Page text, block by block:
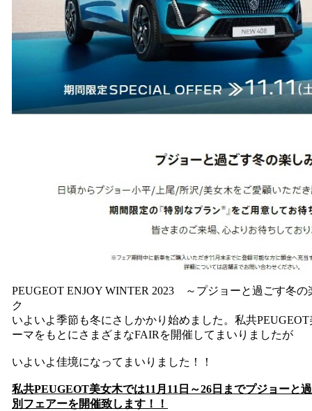
PEUGEOT ENJOY WINTER 2023 ～プジョーと過ごす冬
ク
いよいよ季節も冬にさしかかり始めました。私共
ーマをもとにさまざまなFAIRを開催してまいりましたが
いよいよ佳境になってまいりました！！
私共PEUGEOT美女木では11月11日～26日までプジョーと
別フェアーを開催致します！！